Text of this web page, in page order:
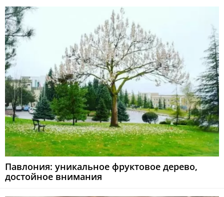
Павлония: уникальное фруктовое дерево,
достойное внимания